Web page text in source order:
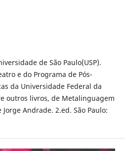
de São Paulo(USP).
e do Programa de Pós-
da Universidade Federal da
outros livros, de Metalinguagem
Andrade. 2.ed. São Paulo: